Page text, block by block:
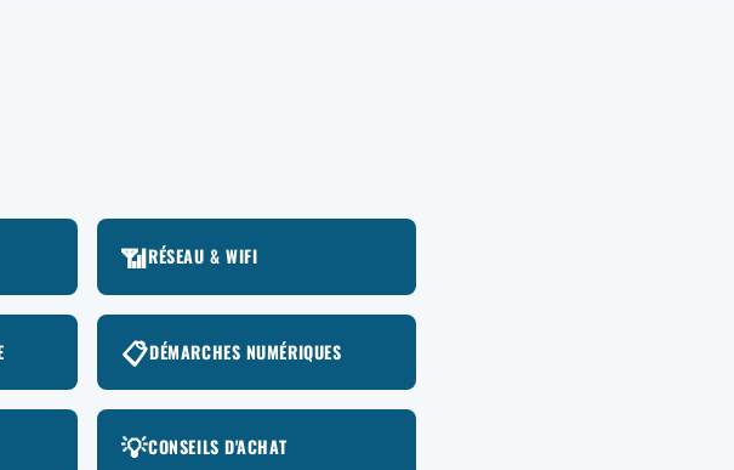
📶RÉSEAU & WIFI
📋DÉMARCHES NUMÉRIQUES
💡CONSEILS D'ACHAT